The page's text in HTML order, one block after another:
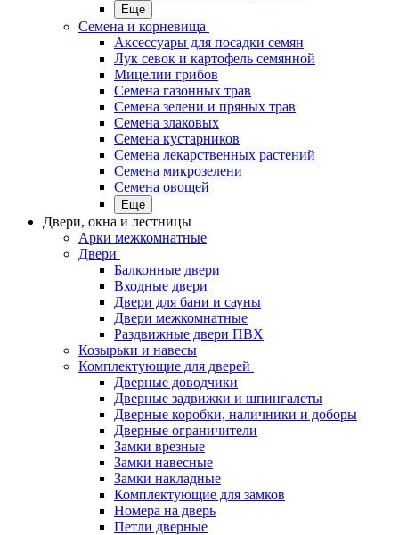
Еще
Семена и корневища
Аксессуары для посадки семян
Лук севок и картофель семянной
Мицелии грибов
Семена газонных трав
Семена зелени и пряных трав
Семена злаковых
Семена кустарников
Семена лекарственных растений
Семена микрозелени
Семена овощей
Еще
Двери, окна и лестницы
Арки межкомнатные
Двери
Балконные двери
Входные двери
Двери для бани и сауны
Двери межкомнатные
Раздвижные двери ПВХ
Козырьки и навесы
Комплектующие для дверей
Дверные доводчики
Дверные задвижки и шпингалеты
Дверные коробки, наличники и доборы
Дверные ограничители
Замки врезные
Замки навесные
Замки накладные
Комплектующие для замков
Номера на дверь
Петли дверные